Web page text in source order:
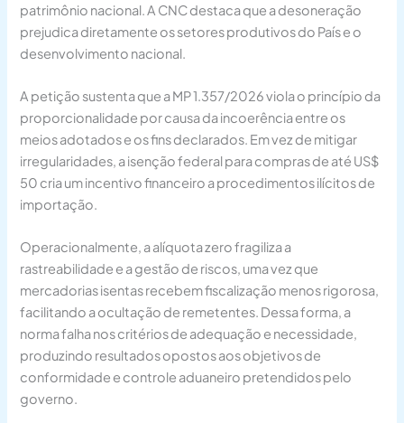
patrimônio nacional. A CNC destaca que a desoneração
prejudica diretamente os setores produtivos do País e o
desenvolvimento nacional.
A petição sustenta que a MP 1.357/2026 viola o princípio da
proporcionalidade por causa da incoerência entre os
meios adotados e os fins declarados. Em vez de mitigar
irregularidades, a isenção federal para compras de até US$
50 cria um incentivo financeiro a procedimentos ilícitos de
importação.
Operacionalmente, a alíquota zero fragiliza a
rastreabilidade e a gestão de riscos, uma vez que
mercadorias isentas recebem fiscalização menos rigorosa,
facilitando a ocultação de remetentes. Dessa forma, a
norma falha nos critérios de adequação e necessidade,
produzindo resultados opostos aos objetivos de
conformidade e controle aduaneiro pretendidos pelo
governo.